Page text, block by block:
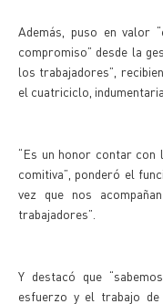
Además, puso en valor
compromiso” desde la
los trabajadores”,
el cuatriciclo,
“Es un honor contar con
comitiva”, ponderó el
vez que nos
trabajadores”.
Y destacó que
esfuerzo y el trabajo de